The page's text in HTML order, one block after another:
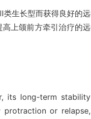
生长型而获得良好的远
上颌前方牵引治疗的远
its long-term stability
or relapse,